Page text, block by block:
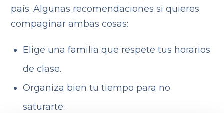
país. Algunas recomendaciones si quieres
compaginar ambas cosas:
Elige una familia que respete tus horarios
de clase.
Organiza bien tu tiempo para no
saturarte.